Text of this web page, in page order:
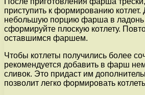
приступить к формированию котлет.
небольшую порцию фарша в ладонь
сформируйте плоскую котлету.
оставшимся фаршем.
Чтобы котлеты получились более
рекомендуется добавить в фарш
сливок. Это придаст им
позволит легко формировать